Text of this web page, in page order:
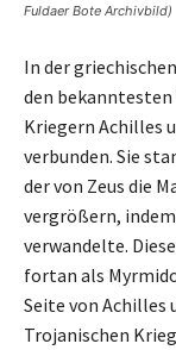
Fuldaer Bote Archivbild)
In der
den bekanntesten
Kriegern Achilles
verbunden. Sie
der von Zeus die
vergrößern,
verwandelte.
fortan als
Seite von Achilles
Trojanischen